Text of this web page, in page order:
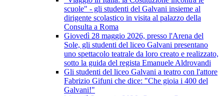
scuole" - gli studenti del Galvani insieme al
dirigente scolastico in visita al palazzo della
Consulta a Roma
Giovedì 28 maggio 2026, presso l'Arena del
Sole, gli studenti del liceo Galvani presentano
uno spettacolo teatrale da loro creato e realizzato,
sotto la guida del regista Emanuele Aldrovandi
Gli studenti del liceo Galvani a teatro con l'attore
Fabrizio Gifuni che dice: "Che gioia i 400 del
Galvani!"